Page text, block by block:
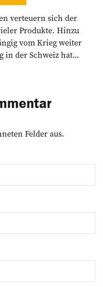
verteuern sich der
Produkte. Hinzu
vom Krieg weiter
in der Schweiz hat...
Felder aus.